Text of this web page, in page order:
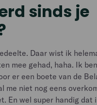
sinds je
Daar wist ik
mee gehad, haha. Ik
er een boete van de
me niet nog eens
En wel super handig dat